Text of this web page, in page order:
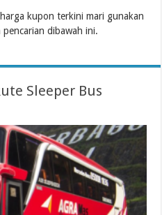
kupon terkini mari gunakan
dibawah ini.
Sleeper Bus